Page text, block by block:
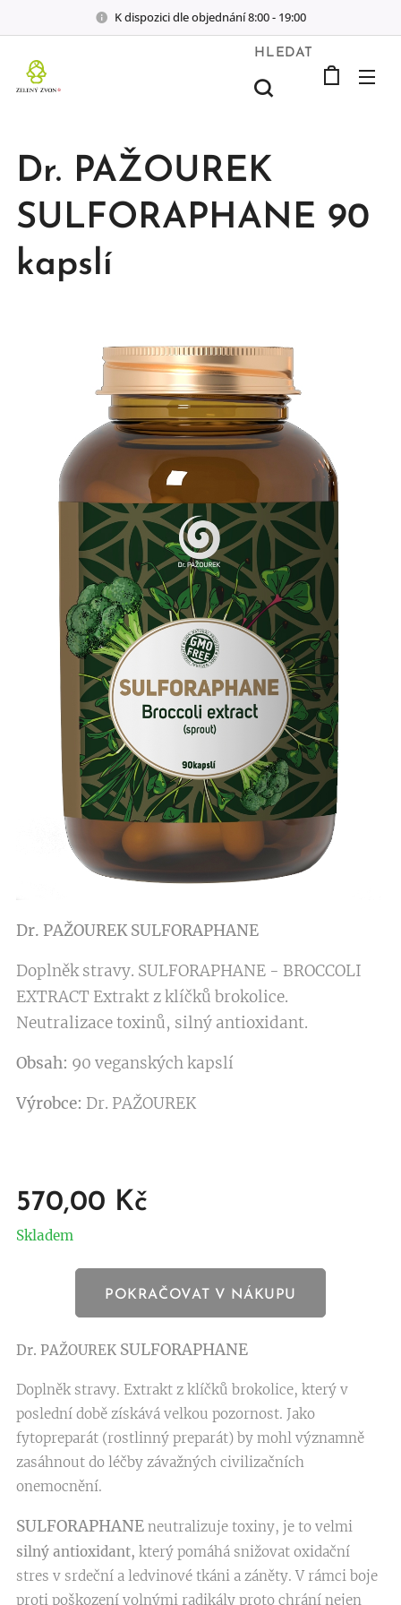
K dispozici dle objednání 8:00 - 19:00
HLEDAT
Dr. PAŽOUREK
SULFORAPHANE 90
kapslí
Dr. PAŽOUREKSULFORAPHANE
Doplněk stravy. SULFORAPHANE - BROCCOLI
EXTRACT Extrakt z klíčků brokolice.
Neutralizace toxinů, silný antioxidant.
Obsah: 90 veganských kapslí
Výrobce: Dr. PAŽOUREK
570,00 Kč
Skladem
POKRAČOVAT V NÁKUPU
Dr. PAŽOUREK SULFORAPHANE
Doplněk stravy. Extrakt z klíčků brokolice, který v
poslední době získává velkou pozornost. Jako
fytopreparát (rostlinný preparát) by mohl významně
zasáhnout do léčby závažných civilizačních
onemocnění.
SULFORAPHANE neutralizuje toxiny, je to velmi
silný antioxidant, který pomáhá snižovat oxidační
stres v srdeční a ledvinové tkáni a záněty. V rámci boje
proti poškození volnými radikály proto chrání nejen